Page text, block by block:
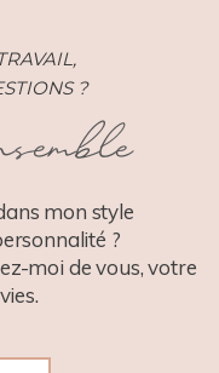
?
mon style
?
moi de vous, votre